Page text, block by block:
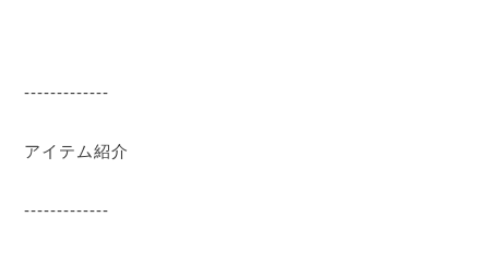
-------------
アイテム紹介
-------------